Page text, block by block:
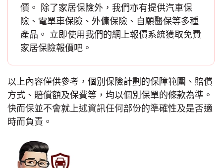
價。 除了家居保險外，我們亦有提供汽車保
險、電單車保險、外傭保險、自願醫保等多種
產品。 立即使用我們的網上報價系統獲取免費
家居保險報價吧。
以上內容僅供參考，個別保險計劃的保障範圍、賠償
方式、賠償額及保費等，均以個別保單的條款為準。
快而保並不會就上述資訊任何部份的準確性及是否適
時而負責。